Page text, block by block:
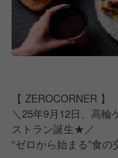
【 ZEROCORNER 】
＼25年9月12日、高輪
ストラン誕生★／
“ゼロから始まる”食の